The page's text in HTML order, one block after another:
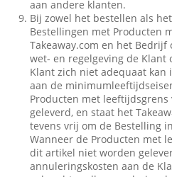
aan andere klanten.
Bij zowel het bestellen als
Bestellingen met Producten
Takeaway.com en het
wet- en regelgeving de Klant
Klant zich niet adequaat
aan de
Producten met
geleverd, en staat het
tevens vrij om de Bestelling
Wanneer de Producten met
dit artikel niet worden
annuleringskosten aan de